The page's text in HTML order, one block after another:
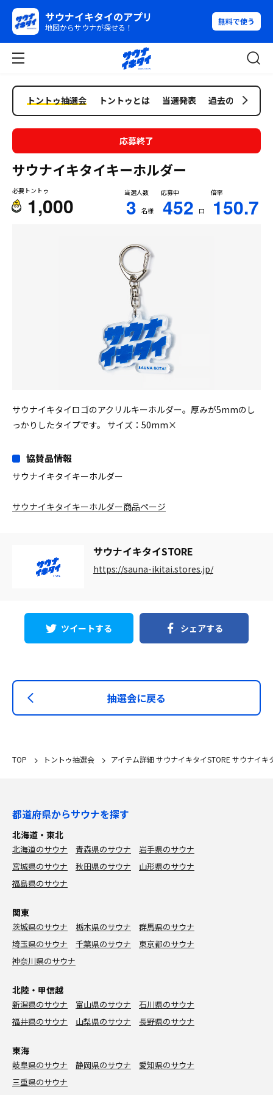
サウナイキタイのアプリ
地図からサウナが探せる！
無料で使う
トントゥ抽選会 トントゥとは 当選発表 過去の抽選会
応募終了
サウナイキタイキーホルダー
必要トントゥ
1,000
当選人数
3 名様
応募中
452 口
倍率
150.7
サウナイキタイロゴのアクリルキーホルダー。厚みが5mmのし
っかりしたタイプです。 サイズ：50mm×
協賛品情報
サウナイキタイキーホルダー
サウナイキタイキーホルダー商品ページ
サウナイキタイSTORE
https://sauna-ikitai.stores.jp/
ツイートする シェアする
抽選会に戻る
TOP トントゥ抽選会 アイテム詳細 サウナイキタイSTORE サウナイキ
都道府県からサウナを探す
北海道・東北
北海道のサウナ 青森県のサウナ
岩手県のサウナ
宮城県のサウナ
秋田県のサウナ
山形県のサウナ
福島県のサウナ
関東
茨城県のサウナ 栃木県のサウナ
群馬県のサウナ
埼玉県のサウナ
千葉県のサウナ
東京都のサウナ
神奈川県のサウナ
北陸・甲信越
新潟県のサウナ 富山県のサウナ
石川県のサウナ
福井県のサウナ
山梨県のサウナ 長野県のサウナ
東海
岐阜県のサウナ 静岡県のサウナ
愛知県のサウナ
三重県のサウナ